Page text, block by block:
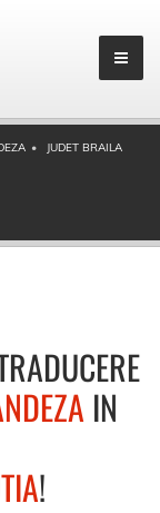
JUDET BRAILA
IN
!